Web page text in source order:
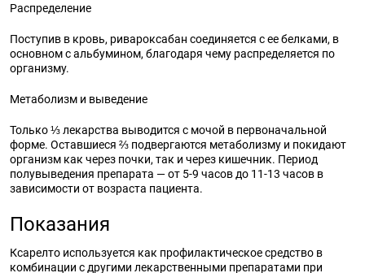
Распределение
Поступив в кровь, ривароксабан соединяется с ее белками, в
основном с альбумином, благодаря чему распределяется по
организму.
Метаболизм и выведение
Только ⅓ лекарства выводится с мочой в первоначальной
форме. Оставшиеся ⅔ подвергаются метаболизму и покидают
организм как через почки, так и через кишечник. Период
полувыведения препарата — от 5-9 часов до 11-13 часов в
зависимости от возраста пациента.
Показания
Ксарелто используется как профилактическое средство в
комбинации с другими лекарственными препаратами при